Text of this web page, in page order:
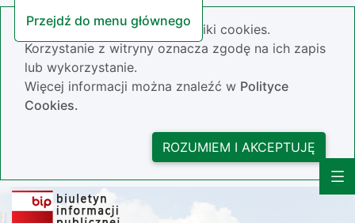
Przejdź do menu głównego
Nasza strona wykorzystuje pliki cookies.
Korzystanie z witryny oznacza zgodę na ich zapis
lub wykorzystanie.
Więcej informacji można znaleźć w Polityce
Cookies.
ROZUMIEM I AKCEPTUJĘ